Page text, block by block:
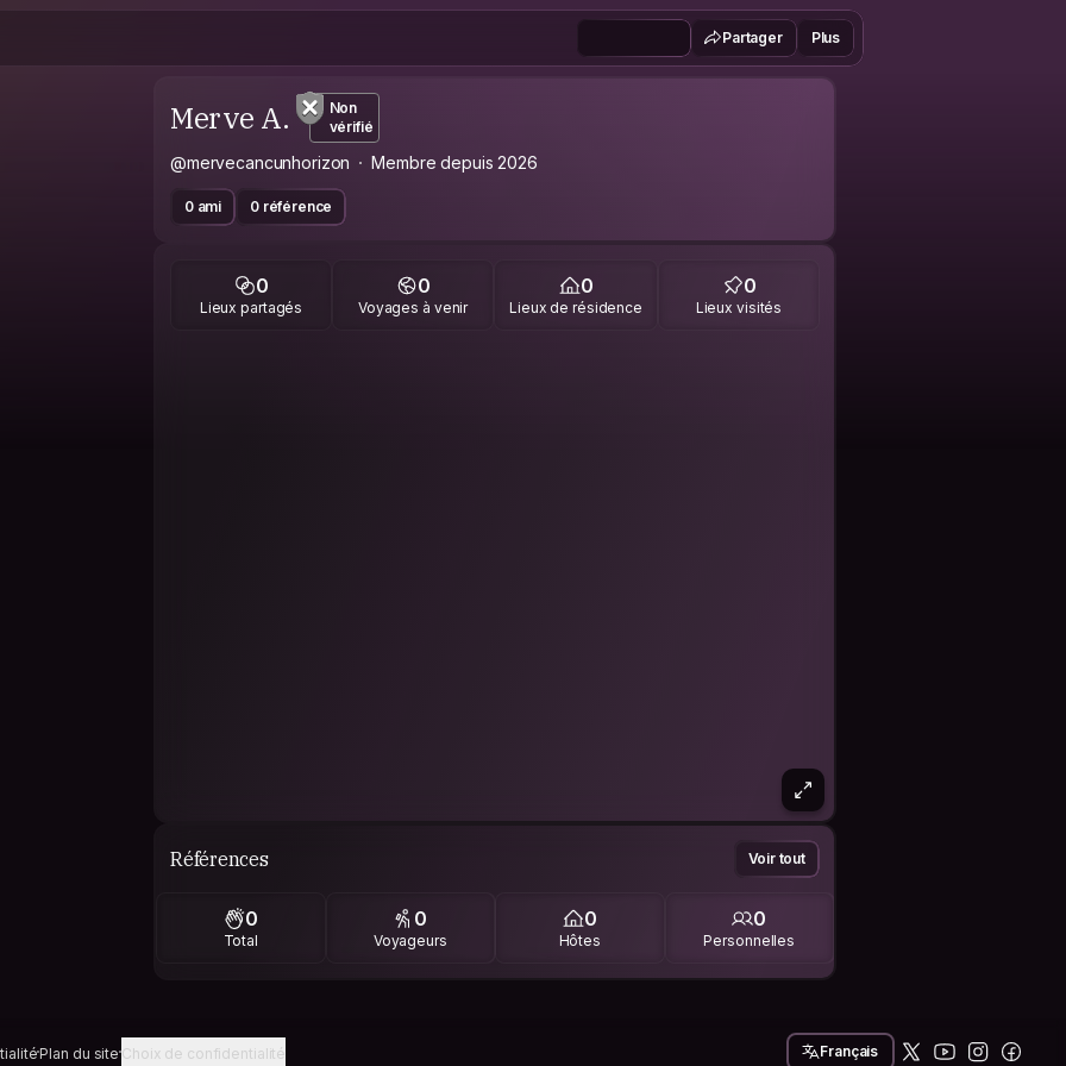
Partager Plus
Merve A.
Non
vérifié
@mervecancunhorizon Membre depuis 2026
0 ami 0 référence
0
Lieux partagés
0
Voyages à venir
0
Lieux de résidence
0
Lieux visités
Références Voir tout
0
Total
0
Voyageurs
0
Hôtes
0
Personnelles
Plan du siteChoix de confidentialité Français